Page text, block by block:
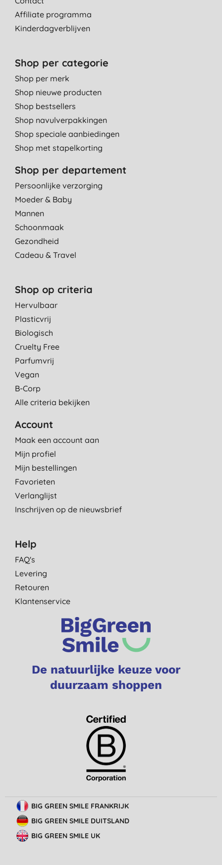
Affiliate programma
Kinderdagverblijven
Shop per categorie
Shop per merk
Shop nieuwe producten
Shop bestsellers
Shop navulverpakkingen
Shop speciale aanbiedingen
Shop met stapelkorting
Shop per departement
Persoonlijke verzorging
Moeder & Baby
Mannen
Schoonmaak
Gezondheid
Cadeau & Travel
Shop op criteria
Hervulbaar
Plasticvrij
Biologisch
Cruelty Free
Parfumvrij
Vegan
B-Corp
Alle criteria bekijken
Account
Maak een account aan
Mijn profiel
Mijn bestellingen
Favorieten
Verlanglijst
Inschrijven op de nieuwsbrief
Help
FAQ's
Levering
Retouren
Klantenservice
De natuurlijke keuze voor
duurzaam shoppen
BIG GREEN SMILE FRANKRIJK
BIG GREEN SMILE DUITSLAND
BIG GREEN SMILE UK